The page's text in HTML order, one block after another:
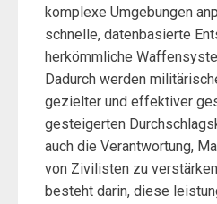
komplexe Umgebungen
schnelle, datenbasierte
herkömmliche
Dadurch werden
gezielter und effektiver
gesteigerten
auch die Verantwortung,
von Zivilisten zu
besteht darin, diese